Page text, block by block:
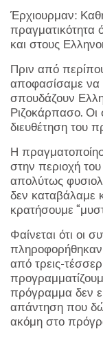
Έρχιουρμαν:
πραγματικότητα
και στους
Πριν από
αποφασίσαμε να
σπουδάζουν
Ριζοκάρπασο. Οι
διευθέτηση του
Η
στην περιοχή
απολύτως
δεν καταβάλαμε
κρατήσουμε
Φαίνεται ότι οι
από τρεις-
πρόγραμμα δεν
απάντηση που
ακόμη στο